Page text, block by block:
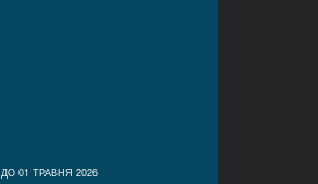
ДО 01 ТРАВНЯ 2026